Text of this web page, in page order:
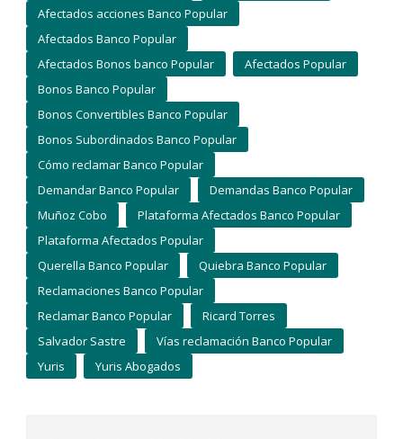
Afectados acciones Banco Popular
Afectados Banco Popular
Afectados Bonos banco Popular
Afectados Popular
Bonos Banco Popular
Bonos Convertibles Banco Popular
Bonos Subordinados Banco Popular
Cómo reclamar Banco Popular
Demandar Banco Popular
Demandas Banco Popular
Muñoz Cobo
Plataforma Afectados Banco Popular
Plataforma Afectados Popular
Querella Banco Popular
Quiebra Banco Popular
Reclamaciones Banco Popular
Reclamar Banco Popular
Ricard Torres
Salvador Sastre
Vías reclamación Banco Popular
Yuris
Yuris Abogados